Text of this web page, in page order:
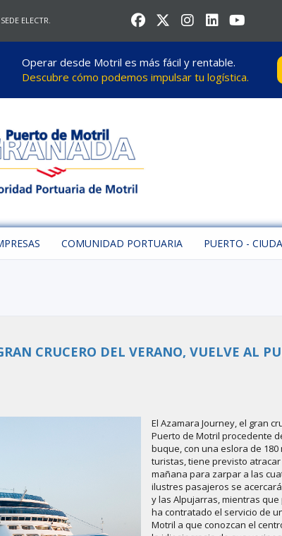
SEDE ELECTR.
Operar desde Motril es más fácil y rentable.
Descubre cómo podemos impulsar tu logística.
COMUNIDAD PORTUARIA PUERTO -
CRUCERO DEL VERANO, VUELVE AL
El Azamara Journey, el gran
Puerto de Motril procedente
buque, con una eslora de
turistas, tiene previsto
mañana para zarpar a las
ilustres pasajeros se
y las Alpujarras, mientras
ha contratado el servicio de
Motril a que conozcan el